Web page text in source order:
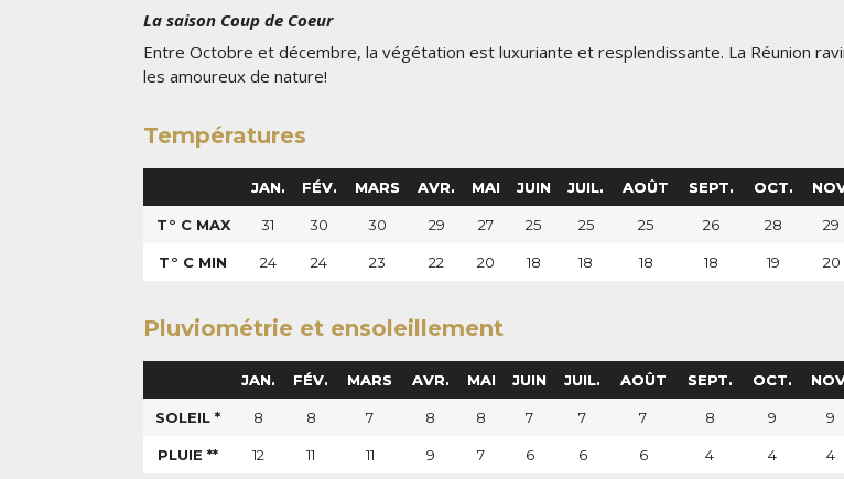
La saison Coup de Coeur
Entre Octobre et décembre, la végétation est luxuriante et resplendissante. La Réunion
les amoureux de nature!
Températures
JAN. FÉV. MARS AVR. MAI JUIN JUIL. AOÛT SEPT. OCT.
T° C MAX 31 30 30 29 27 25 25 25 26 28 29
T° C MIN 24 24 23 22 20 18 18 18 18 19 20
Pluviométrie et ensoleillement
JAN. FÉV. MARS AVR. MAI JUIN JUIL. AOÛT SEPT. OCT.
SOLEIL * 8 8 7 8 8 7 7 7 8 9 9
PLUIE ** 12 11 11 9 7 6 6 6 4 4 4